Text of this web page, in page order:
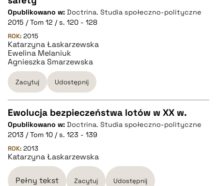
pobierz cytat
BIBTEX
pobierz cytat
Opublikowano w: Doctrina. Studia społeczno-polityczne
2015 / Tom 12 / s. 120 - 128
ROK: 2015
Katarzyna Łaskarzewska
Ewelina Melaniuk
Agnieszka Smarzewska
Zacytuj Udostępnij
CZYSTY TEKST
pobierz cytat
Ewolucja bezpieczeństwa lotów w XX w.
Opublikowano w: Doctrina. Studia społeczno-polityczne
2013 / Tom 10 / s. 123 - 139
ROK: 2013
Katarzyna Łaskarzewska
Pełny tekst Zacytuj Udostępnij